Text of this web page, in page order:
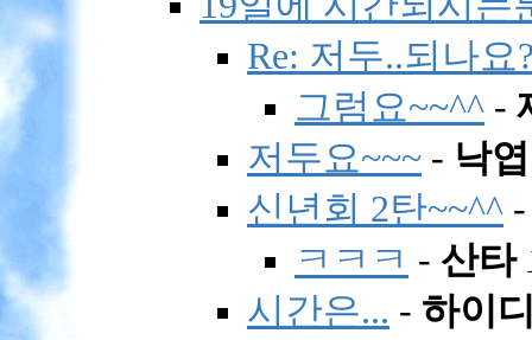
Re: 저두..되나요
그럼요~~^^ -
저두요~~~ - 낙엽
신년회 2탄~~^^
ㅋㅋㅋ - 산타
시간은... - 하이